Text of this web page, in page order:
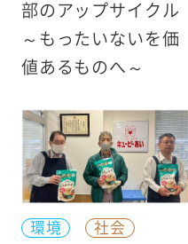
部のアップサイクル
～もったいないを価
値あるものへ～
環境
社会